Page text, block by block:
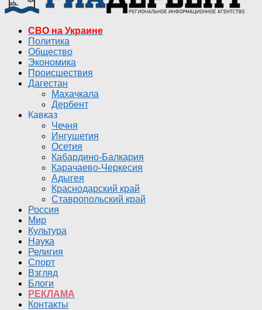
СВО на Украине
Политика
Общество
Экономика
Происшествия
Дагестан
Махачкала
Дербент
Кавказ
Чечня
Ингушетия
Осетия
Кабардино-Балкария
Карачаево-Черкесия
Адыгея
Краснодарский край
Ставропольский край
Россия
Мир
Культура
Наука
Религия
Спорт
Взгляд
Блоги
РЕКЛАМА
Контакты